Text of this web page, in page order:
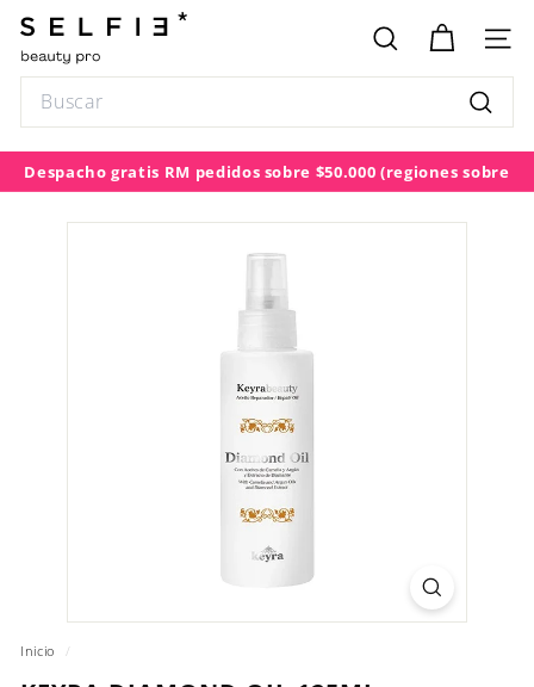
directamente
contenido
S
E
L
F
I
E
BUSCAR
Buscar
diapositivas
pausa
Despacho gratis RM pedidos sobre $50.000 (regiones sobre
$100.000)
Inicio /